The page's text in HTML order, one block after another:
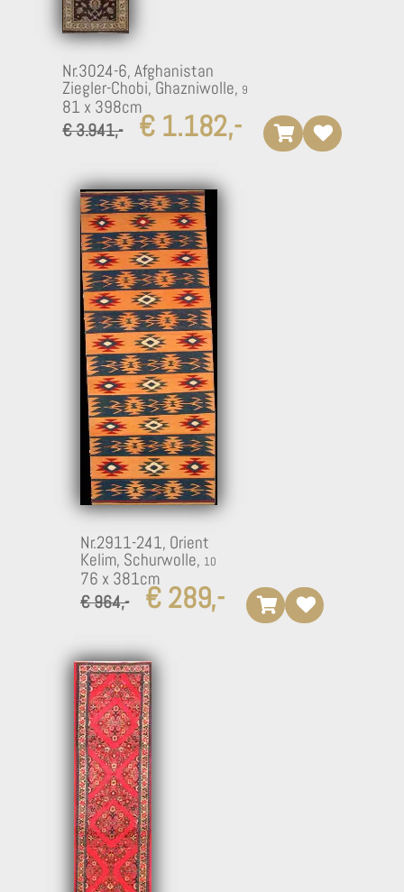
Nr.3024-6,Afghanistan
Ziegler-Chobi, Ghazniwolle,
81 x 398cm
€ 3.941,-
€ 1.182,-
Nr.2911-241, Orient
Kelim, Schurwolle,
76 x 381cm
€ 964,-
€ 289,-